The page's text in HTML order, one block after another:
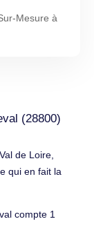
Mesure à
(28800)
de Loire,
qui en fait la
compte 1